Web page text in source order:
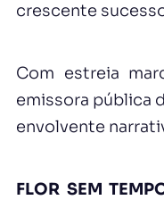
crescente
Com estreia
emissora pública
envolvente
FLOR SEM